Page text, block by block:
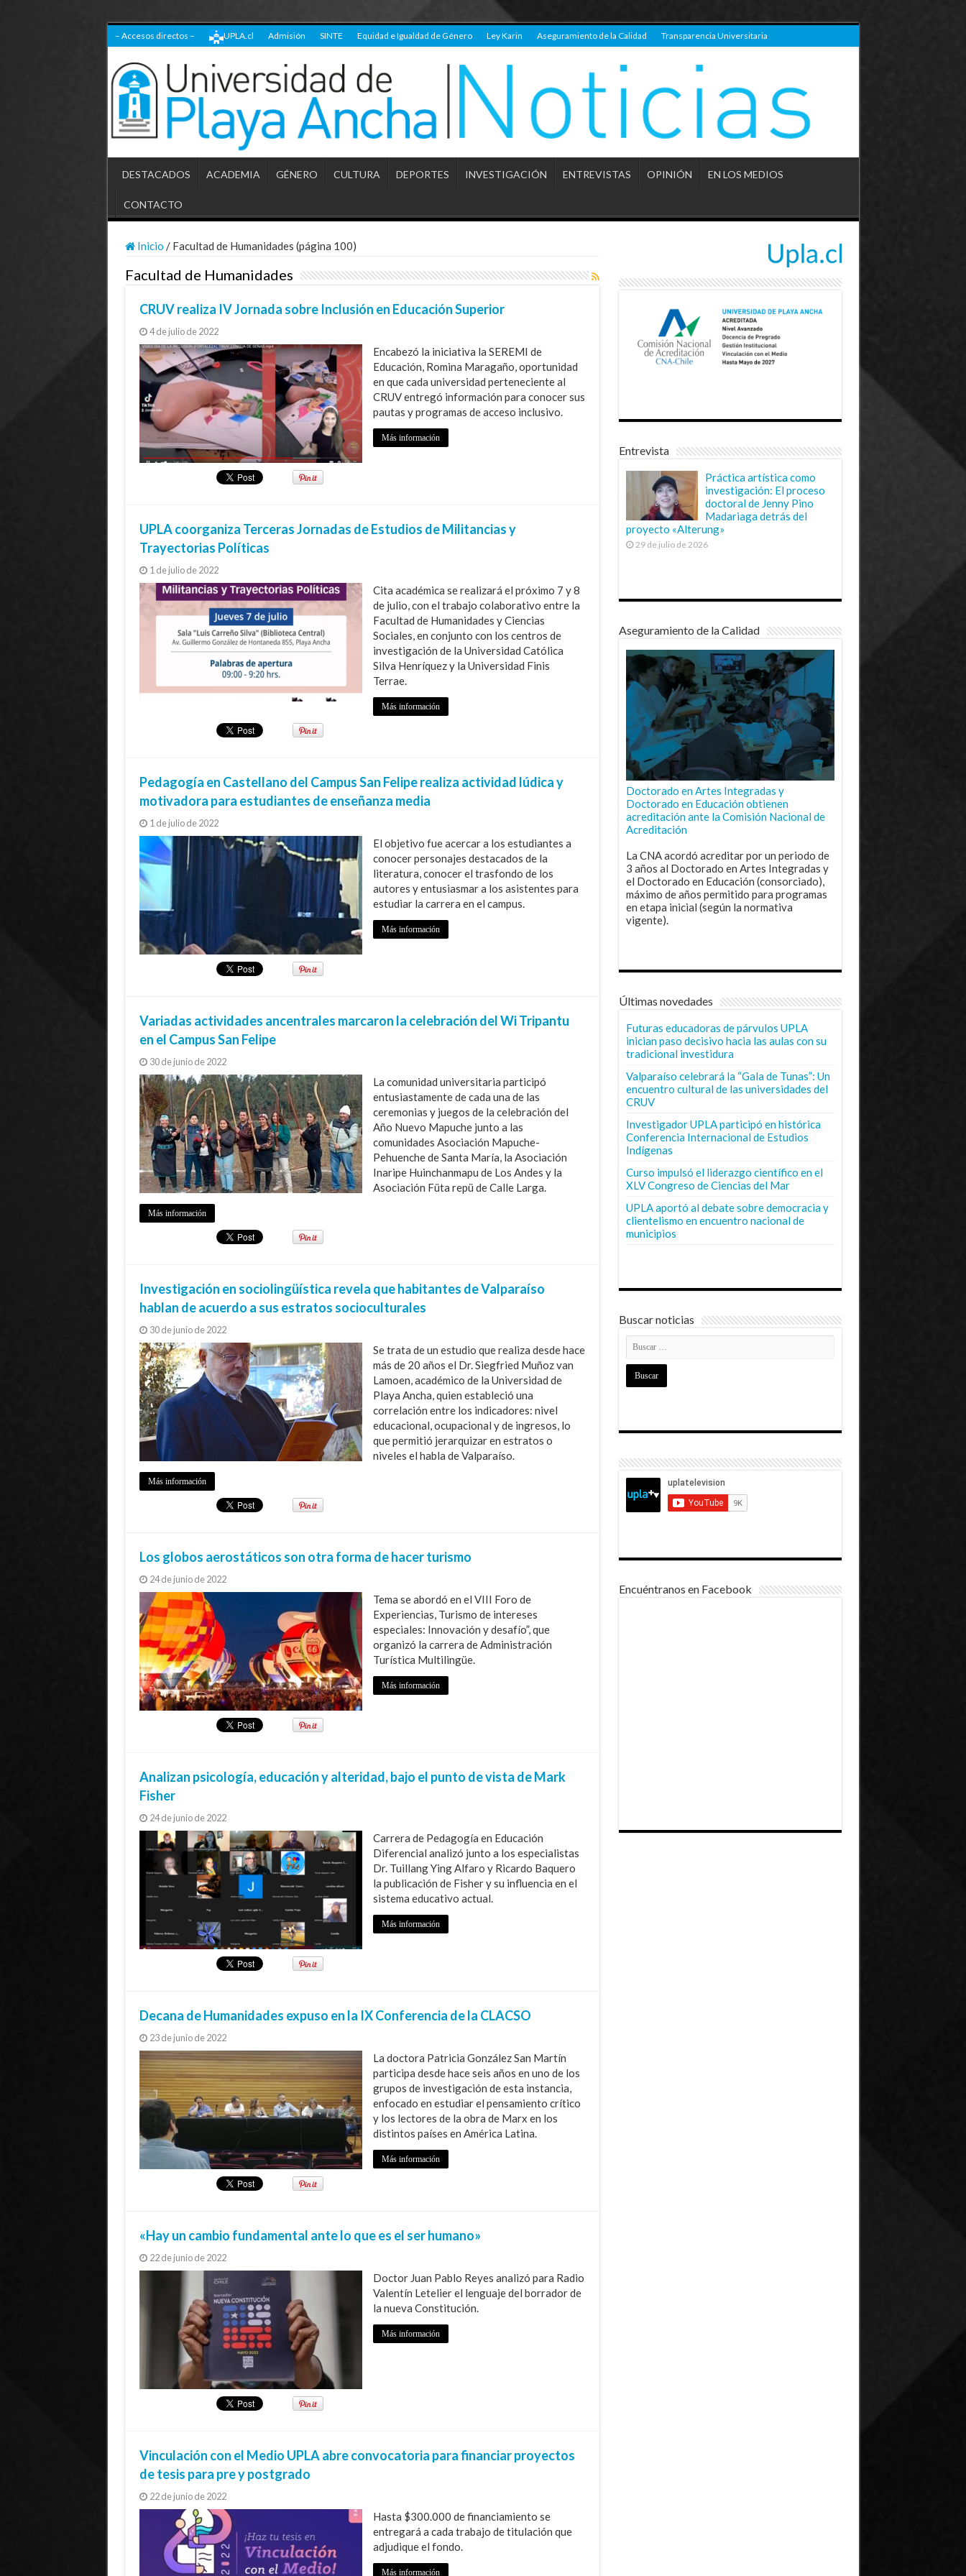
– Accesos directos – UPLA.cl Admisión SINTE Equidad e Igualdad de Género Ley Karin Aseguramiento de la Calidad Transparencia Universitaria
DESTACADOS ACADEMIA GÉNERO CULTURA DEPORTES INVESTIGACIÓN ENTREVISTAS OPINIÓN EN LOS MEDIOS
CONTACTO
Inicio / Facultad de Humanidades (página 100)
Facultad de Humanidades
CRUV realiza IV Jornada sobre Inclusión en Educación Superior
4 de julio de 2022
Encabezó la iniciativa la SEREMI de
Educación, Romina Maragaño, oportunidad
en que cada universidad perteneciente al
CRUV entregó información para conocer sus
pautas y programas de acceso inclusivo.
Más información
UPLA coorganiza Terceras Jornadas de Estudios de Militancias y
Trayectorias Políticas
1 de julio de 2022
Cita académica se realizará el próximo 7 y 8
de julio, con el trabajo colaborativo entre la
Facultad de Humanidades y Ciencias
Sociales, en conjunto con los centros de
investigación de la Universidad Católica
Silva Henríquez y la Universidad Finis
Terrae.
Más información
Pedagogía en Castellano del Campus San Felipe realiza actividad lúdica y
motivadora para estudiantes de enseñanza media
1 de julio de 2022
El objetivo fue acercar a los estudiantes a
conocer personajes destacados de la
literatura, conocer el trasfondo de los
autores y entusiasmar a los asistentes para
estudiar la carrera en el campus.
Más información
Variadas actividades ancentrales marcaron la celebración del Wi Tripantu
en el Campus San Felipe
30 de junio de 2022
La comunidad universitaria participó
entusiastamente de cada una de las
ceremonias y juegos de la celebración del
Año Nuevo Mapuche junto a las
comunidades Asociación Mapuche-
Pehuenche de Santa María, la Asociación
Inaripe Huinchanmapu de Los Andes y la
Asociación Füta repü de Calle Larga.
Más información
Investigación en sociolingüística revela que habitantes de Valparaíso
hablan de acuerdo a sus estratos socioculturales
30 de junio de 2022
Se trata de un estudio que realiza desde hace
más de 20 años el Dr. Siegfried Muñoz van
Lamoen, académico de la Universidad de
Playa Ancha, quien estableció una
correlación entre los indicadores: nivel
educacional, ocupacional y de ingresos, lo
que permitió jerarquizar en estratos o
niveles el habla de Valparaíso.
Más información
Los globos aerostáticos son otra forma de hacer turismo
24 de junio de 2022
Tema se abordó en el VIII Foro de
Experiencias, Turismo de intereses
especiales: Innovación y desafío”, que
organizó la carrera de Administración
Turística Multilingüe.
Más información
Analizan psicología, educación y alteridad, bajo el punto de vista de Mark
Fisher
24 de junio de 2022
Carrera de Pedagogía en Educación
Diferencial analizó junto a los especialistas
Dr. Tuillang Ying Alfaro y Ricardo Baquero
la publicación de Fisher y su influencia en el
sistema educativo actual.
Más información
Decana de Humanidades expuso en la IX Conferencia de la CLACSO
23 de junio de 2022
La doctora Patricia González San Martín
participa desde hace seis años en uno de los
grupos de investigación de esta instancia,
enfocado en estudiar el pensamiento crítico
y los lectores de la obra de Marx en los
distintos países en América Latina.
Más información
«Hay un cambio fundamental ante lo que es el ser humano»
22 de junio de 2022
Doctor Juan Pablo Reyes analizó para Radio
Valentín Letelier el lenguaje del borrador de
la nueva Constitución.
Más información
Vinculación con el Medio UPLA abre convocatoria para financiar proyectos
de tesis para pre y postgrado
22 de junio de 2022
Hasta $300.000 de financiamiento se
entregará a cada trabajo de titulación que
adjudique el fondo.
Más información
Entrevista
Práctica artística como
investigación: El proceso
doctoral de Jenny Pino
Madariaga detrás del
proyecto «Alterung»
29 de julio de 2026
Aseguramiento de la Calidad
Doctorado en Artes Integradas y
Doctorado en Educación obtienen
acreditación ante la Comisión Nacional de
Acreditación
La CNA acordó acreditar por un periodo de
3 años al Doctorado en Artes Integradas y
el Doctorado en Educación (consorciado),
máximo de años permitido para programas
en etapa inicial (según la normativa
vigente).
Últimas novedades
Futuras educadoras de párvulos UPLA
inician paso decisivo hacia las aulas con su
tradicional investidura
Valparaíso celebrará la “Gala de Tunas”: Un
encuentro cultural de las universidades del
CRUV
Investigador UPLA participó en histórica
Conferencia Internacional de Estudios
Indígenas
Curso impulsó el liderazgo científico en el
XLV Congreso de Ciencias del Mar
UPLA aportó al debate sobre democracia y
clientelismo en encuentro nacional de
municipios
Buscar noticias
Encuéntranos en Facebook